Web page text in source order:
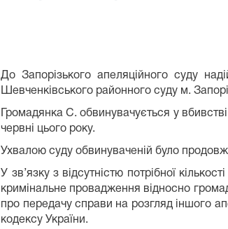
До Запорізького апеляційного суду
Шевченківського районного суду м.
Громадянка С. обвинувачується у
червні цього року.
Ухвалою суду обвинуваченій було
У зв’язку з відсутністю потрібної
кримінальне провадження відносно
про передачу справи на розгляд іншого
кодексу України.